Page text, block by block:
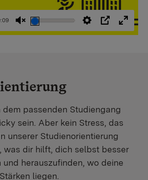
StummschaltungEinstellungen
PIP
dem passenden Studiengang
sein. Aber kein Stress, das
unserer Studienorientierung
was dir hilft, dich selbst besser
und herauszufinden, wo deine
liegen.